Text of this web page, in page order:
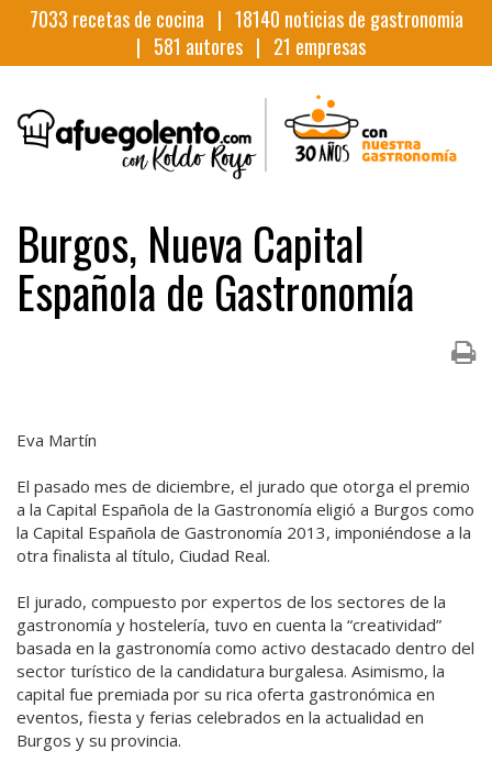
7033 recetas de cocina | 18140 noticias de gastronomia
| 581 autores | 21 empresas
Burgos, Nueva Capital
Española de Gastronomía
Eva Martín
El pasado mes de diciembre, el jurado que otorga el premio
a la Capital Española de la Gastronomía eligió a Burgos como
la Capital Española de Gastronomía 2013, imponiéndose a la
otra finalista al título, Ciudad Real.
El jurado, compuesto por expertos de los sectores de la
gastronomía y hostelería, tuvo en cuenta la “creatividad”
basada en la gastronomía como activo destacado dentro del
sector turístico de la candidatura burgalesa. Asimismo, la
capital fue premiada por su rica oferta gastronómica en
eventos, fiesta y ferias celebrados en la actualidad en
Burgos y su provincia.